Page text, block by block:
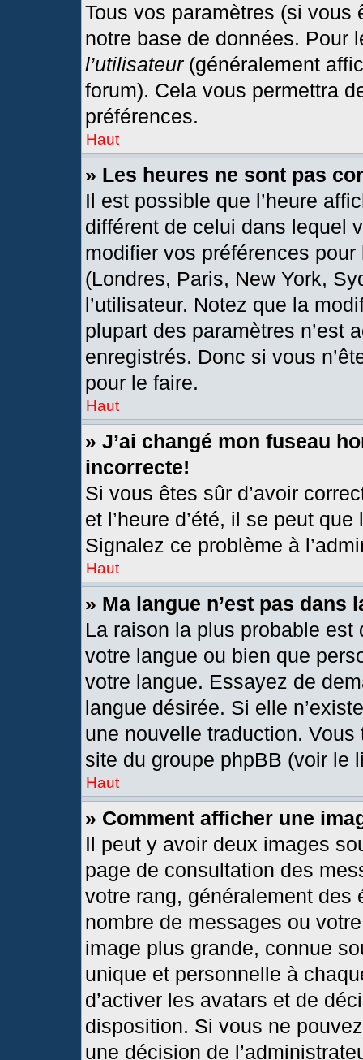
Tous vos paramètres (si
notre base de données. Pour
l’utilisateur(généralement
forum). Cela vous permettra
préférences.
Haut
» Les heures ne sont pas
Il est possible que l’heure
différent de celui dans lequel
modifier vos préférences
(Londres, Paris, New York,
l’utilisateur. Notez que la
plupart des paramètres n’est
enregistrés. Donc si vous
pour le faire.
Haut
» J’ai changé mon fuseau
incorrecte!
Si vous êtes sûr d’avoir
et l’heure d’été, il se peut
Signalez ce problème à
Haut
» Ma langue n’est pas dans
La raison la plus probable est
votre langue ou bien que
votre langue. Essayez de
langue désirée. Si elle
une nouvelle traduction.
site du groupe phpBB (voir le
Haut
» Comment afficher une
Il peut y avoir deux images
page de consultation des
votre rang, généralement
nombre de messages ou
image plus grande, connue
unique et personnelle à
d’activer les avatars et de
disposition. Si vous ne
une décision de